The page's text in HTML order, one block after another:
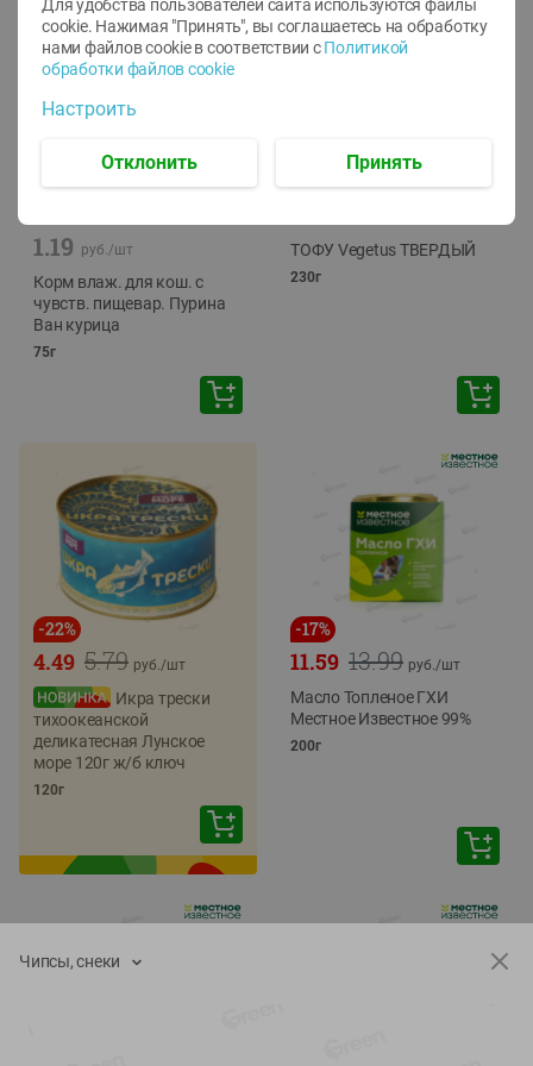
-12%
1.19 руб./шт
Корм влаж. для кош. с
чувств. пищевар. Пурина
Ван курица
75г
-24%
ТОФУ Vegetus ТВЕРДЫЙ
230г
-22%
5.79
4.49 руб./шт
Икра трески
тихоокеанской
деликатесная Лунское
море 120г ж/б ключ
120г
-17%
13.99
11.59 руб./шт
Масло Топленое ГХИ
Местное Известное 99%
200г
Чипсы, снеки
Для удобства пользователей сайта используются файлы
cookie. Нажимая "Принять", вы соглашаетесь на обработку
нами файлов cookie в соответствии с Политикой
обработки файлов cookie
Настроить
Отклонить Принять